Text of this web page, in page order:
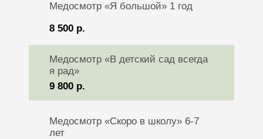
8 500 р.
Медосмотр «Я большой» 1 год
Медосмотр «В детский сад всегда
я рад»
9 800 р.
Медосмотр «Скоро в школу» 6-7
лет